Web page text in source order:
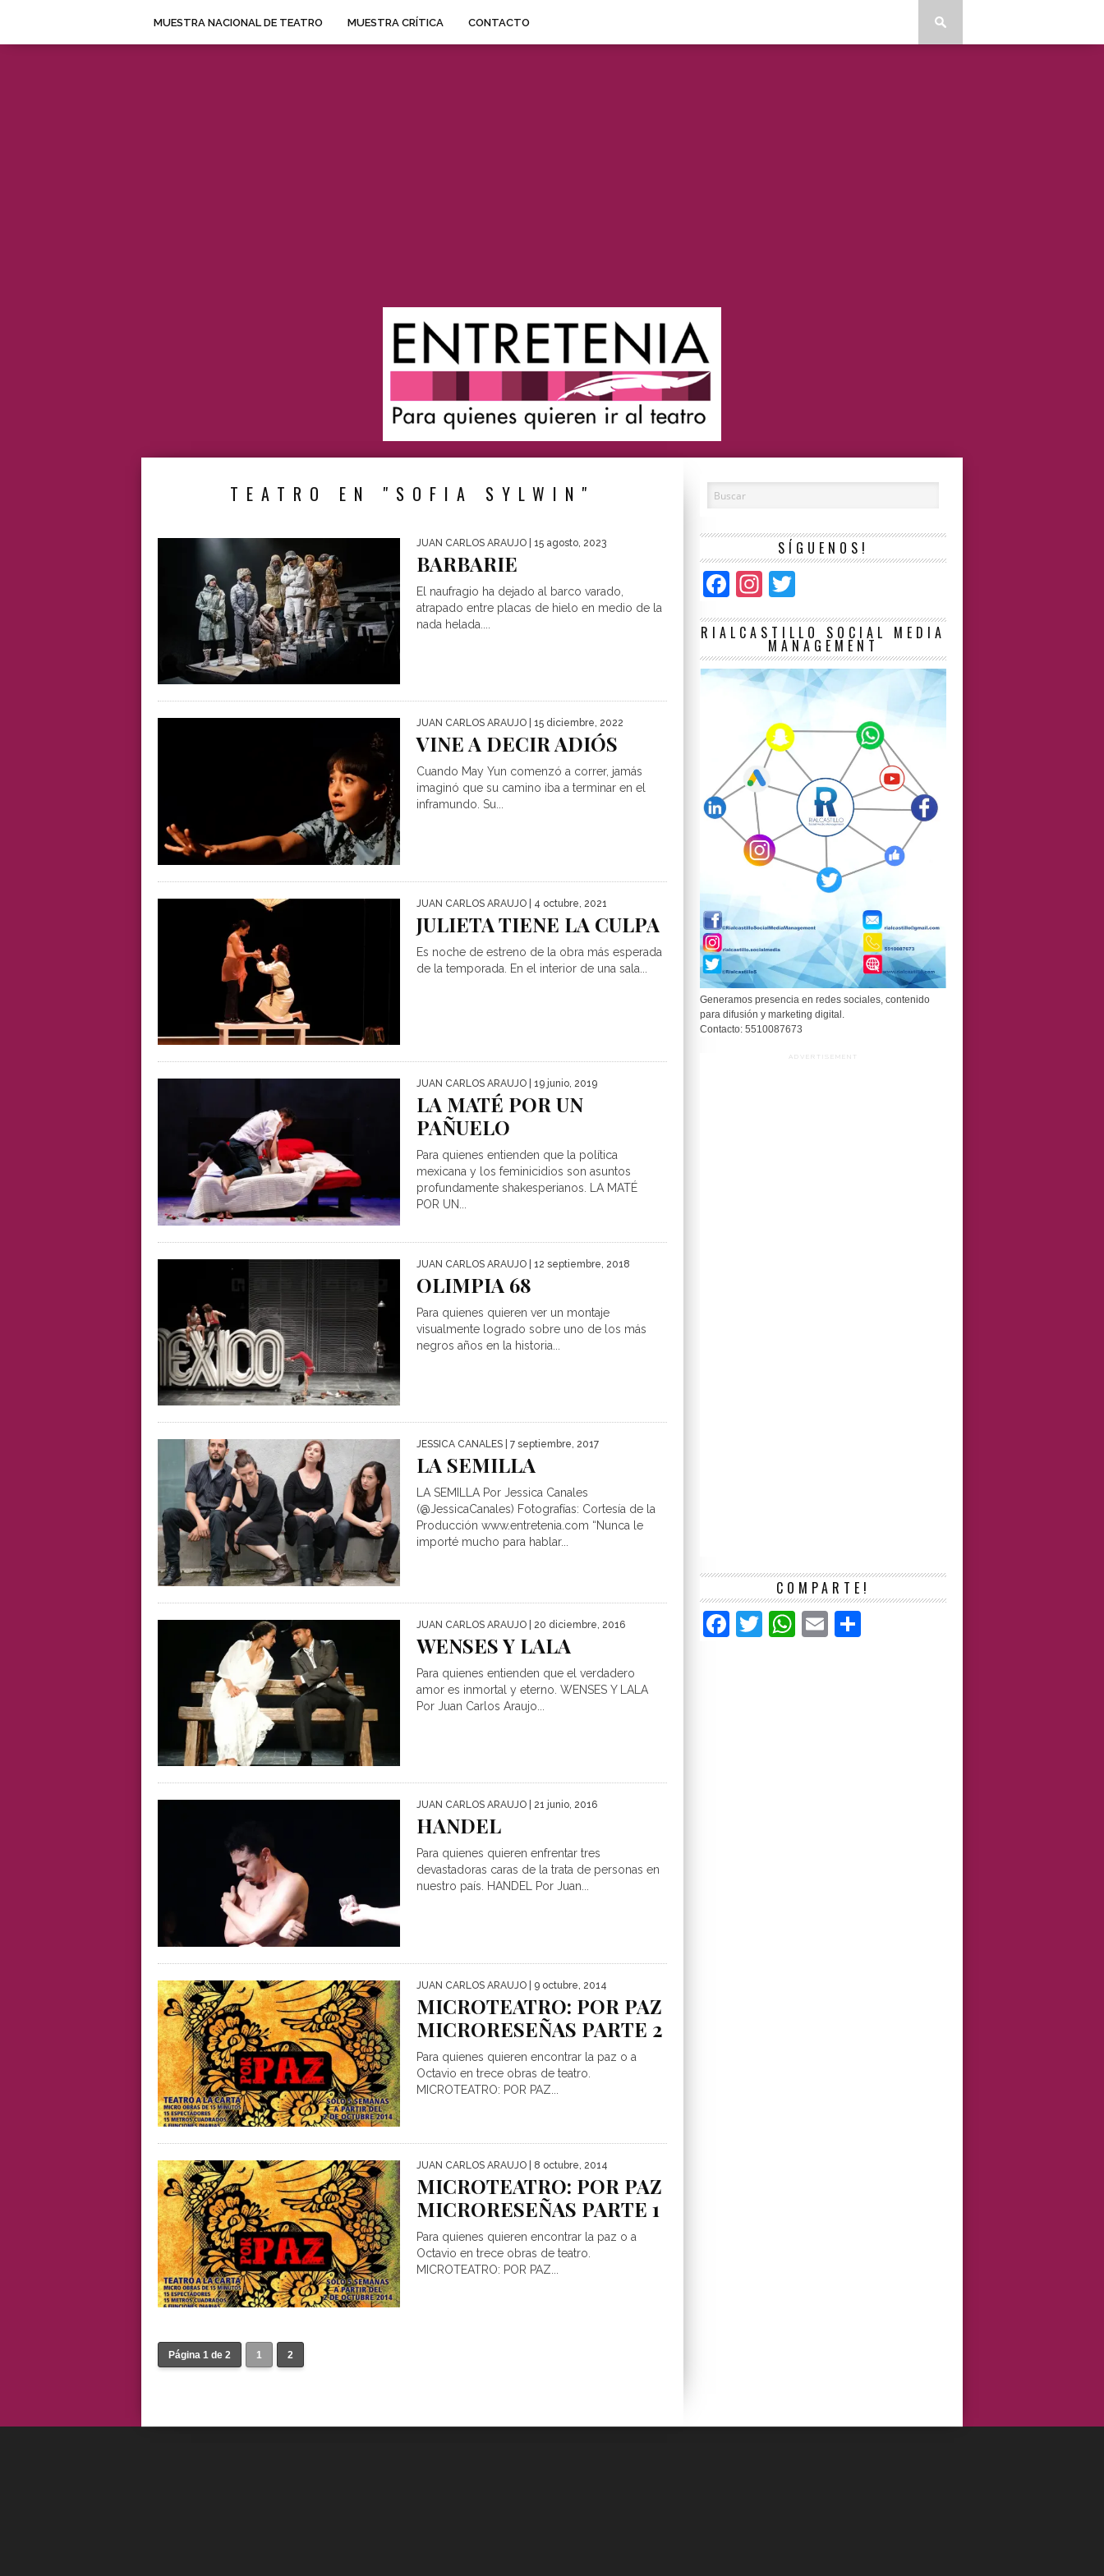
MUESTRA NACIONAL DE TEATRO MUESTRA CRÍTICA CONTACTO
TEATRO EN "SOFIA SYLWIN"
JUAN CARLOS ARAUJO | 15 agosto, 2023
BARBARIE
El naufragio ha dejado al barco varado,
atrapado entre placas de hielo en medio de la
nada helada....
JUAN CARLOS ARAUJO | 15 diciembre, 2022
VINE A DECIR ADIÓS
Cuando May Yun comenzó a correr, jamás
imaginó que su camino iba a terminar en el
inframundo. Su...
JUAN CARLOS ARAUJO | 4 octubre, 2021
JULIETA TIENE LA CULPA
Es noche de estreno de la obra más esperada
de la temporada. En el interior de una sala...
JUAN CARLOS ARAUJO | 19 junio, 2019
LA MATÉ POR UN
PAÑUELO
Para quienes entienden que la política
mexicana y los feminicidios son asuntos
profundamente shakesperianos. LA MATÉ
POR UN...
JUAN CARLOS ARAUJO | 12 septiembre, 2018
OLIMPIA 68
Para quienes quieren ver un montaje
visualmente logrado sobre uno de los más
negros años en la historia...
JESSICA CANALES | 7 septiembre, 2017
LA SEMILLA
LA SEMILLA Por Jessica Canales
(@JessicaCanales) Fotografías: Cortesía de la
Producción www.entretenia.com “Nunca le
importé mucho para hablar...
JUAN CARLOS ARAUJO | 20 diciembre, 2016
WENSES Y LALA
Para quienes entienden que el verdadero
amor es inmortal y eterno. WENSES Y LALA
Por Juan Carlos Araujo...
JUAN CARLOS ARAUJO | 21 junio, 2016
HANDEL
Para quienes quieren enfrentar tres
devastadoras caras de la trata de personas en
nuestro país. HANDEL Por Juan...
JUAN CARLOS ARAUJO | 9 octubre, 2014
MICROTEATRO: POR PAZ
MICRORESEÑAS PARTE 2
Para quienes quieren encontrar la paz o a
Octavio en trece obras de teatro.
MICROTEATRO: POR PAZ...
JUAN CARLOS ARAUJO | 8 octubre, 2014
MICROTEATRO: POR PAZ
MICRORESEÑAS PARTE 1
Para quienes quieren encontrar la paz o a
Octavio en trece obras de teatro.
MICROTEATRO: POR PAZ...
Página 1 de 2 1 2
SÍGUENOS!
Facebook
Instagram
RIALCASTILLO SOCIAL MEDIA
MANAGEMENT
Generamos presencia en redes sociales, contenido
para difusión y marketing digital.
Contacto: 5510087673
ADVERTISEMENT
COMPARTE!
Facebook
TwitterWhatsApp
Email